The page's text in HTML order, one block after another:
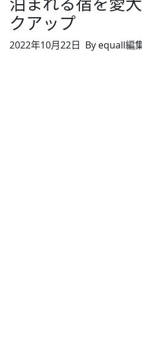
クアップ
2022年10月22日 By equall編